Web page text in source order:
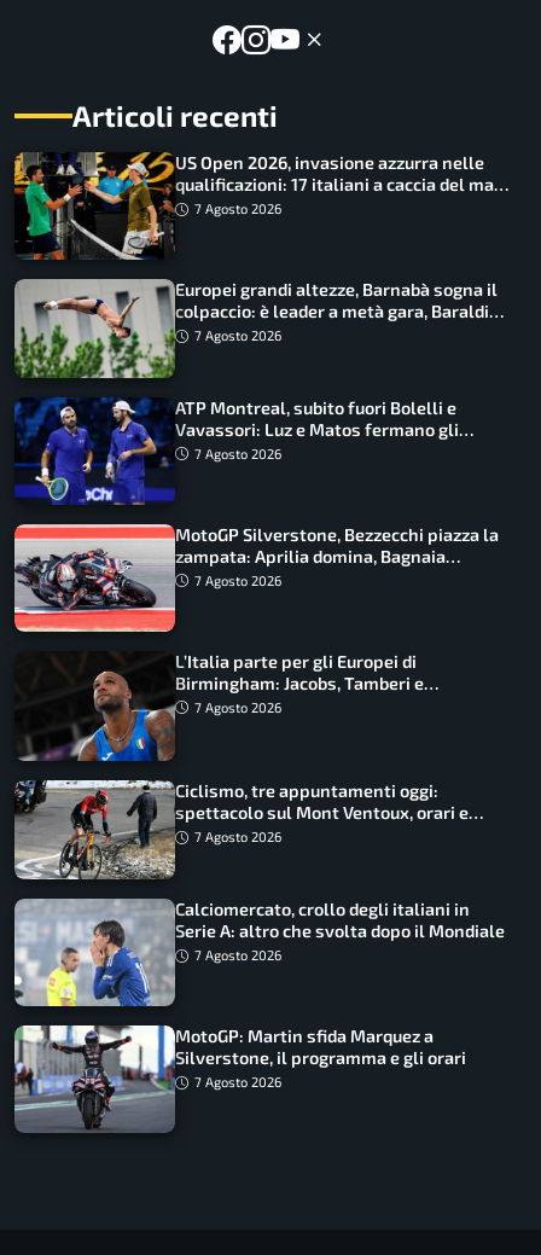
Articoli recenti
US Open 2026, invasione azzurra nelle
qualificazioni: 17 italiani a caccia del main
draw7 Agosto 2026
Europei grandi altezze, Barnabà sogna il
colpaccio: è leader a metà gara, Baraldi
ancora in corsa
7 Agosto 2026
ATP Montreal, subito fuori Bolelli e
Vavassori: Luz e Matos fermano gli
azzurri
7 Agosto 2026
MotoGP Silverstone, Bezzecchi piazza la
zampata: Aprilia domina, Bagnaia
costretto al Q1
7 Agosto 2026
L’Italia parte per gli Europei di
Birmingham: Jacobs, Tamberi e
Battocletti guidano una spedizione
7 Agosto 2026
Ciclismo, tre appuntamenti oggi:
spettacolo sul Mont Ventoux, orari e
come vederli
7 Agosto 2026
Calciomercato, crollo degli italiani in
Serie A: altro che svolta dopo il Mondiale
7 Agosto 2026
MotoGP: Martin sfida Marquez a
Silverstone, il programma e gli orari
7 Agosto 2026